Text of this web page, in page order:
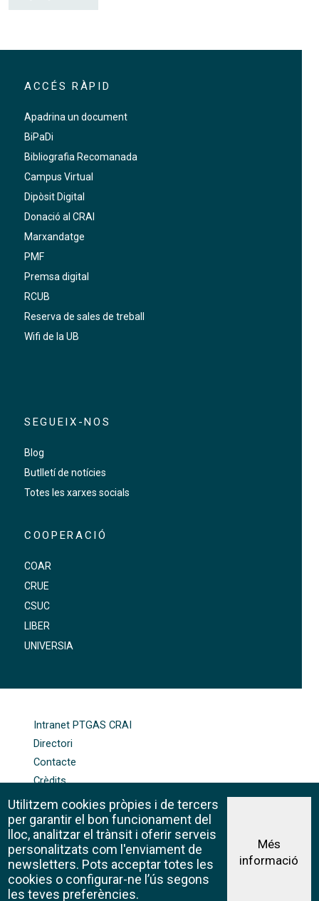
ACCÉS RÀPID
Apadrina un document
BiPaDi
Bibliografia Recomanada
Campus Virtual
Dipòsit Digital
Donació al CRAI
Marxandatge
PMF
Premsa digital
RCUB
Reserva de sales de treball
Wifi de la UB
SEGUEIX-NOS
Blog
Butlletí de notícies
Totes les xarxes socials
COOPERACIÓ
COAR
CRUE
CSUC
LIBER
UNIVERSIA
Intranet PTGAS CRAI
Directori
Contacte
Crèdits
Mapa web
Política de galetes
Avís legal
©CRAI Universitat de Barcelona
Creative Commons 4.0
Utilitzem cookies pròpies i de tercers
per garantir el bon funcionament del
lloc, analitzar el trànsit i oferir serveis
personalitzats com l'enviament de
newsletters. Pots acceptar totes les
cookies o configurar-ne l’ús segons
les teves preferències.
Més
informació